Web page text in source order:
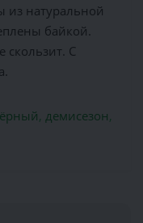
из натуральной
байкой.
скользит. С
, демисезон,